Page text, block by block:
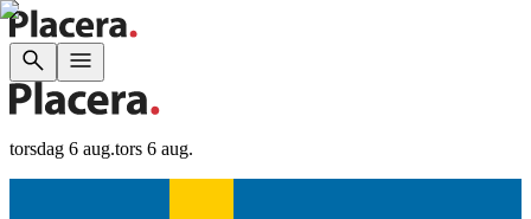
torsdag 6 aug.tors 6 aug.